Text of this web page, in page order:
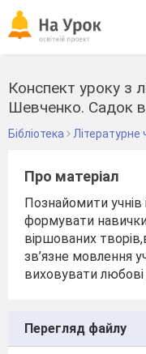
Конспект уроку з
Шевченко. Садок
Бібліотека Літературне
Про матеріал
Познайомити учнів
формувати
віршованих
зв’язне мовлення
виховувати
Перегляд файлу